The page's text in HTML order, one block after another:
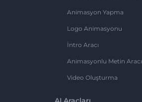
Animasyon Yapma
Logo Animasyonu
İntro Aracı
Animasyonlu Metin Aracı
Video Oluşturma